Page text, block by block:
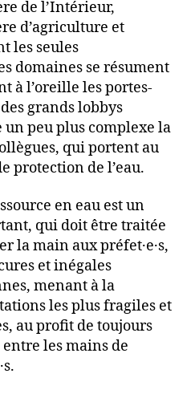
de l’Intérieur,
d’agriculture et
les seules
domaines se résument
à l’oreille les portes-
grands lobbys
un peu plus complexe la
qui portent au
protection de l’eau.
en eau est un
qui doit être traitée
la main aux préfet·e·s,
et inégales
menant à la
les plus fragiles et
au profit de toujours
les mains de